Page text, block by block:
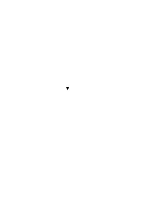
▼